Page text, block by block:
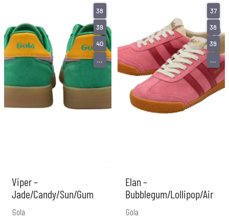
Viper –
Jade/Candy/Sun/Gum
Gola
38
39
40
...
Elan –
Bubblegum/Lollipop/Air
Gola
37
38
39
...